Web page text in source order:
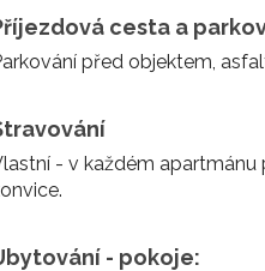
cesta a
před objektem,
- v každém apartmánu
- pokoje: